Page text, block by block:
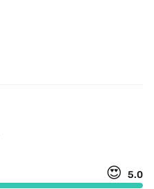
😍 5.0